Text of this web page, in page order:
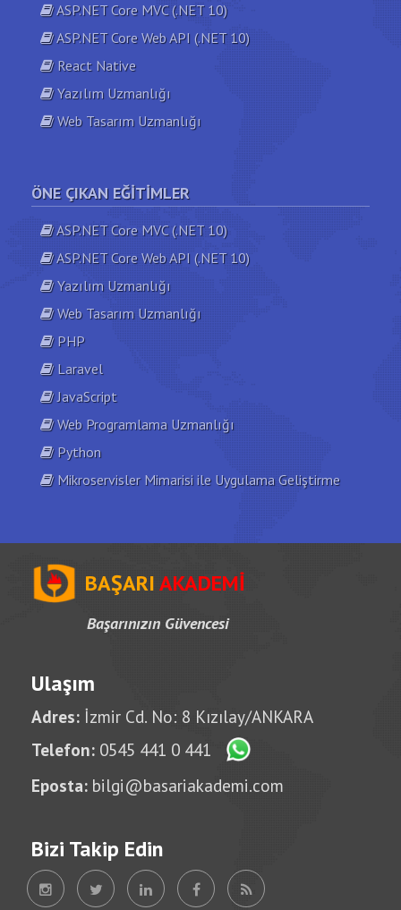
ASP.NET Core MVC (.NET 10)
ASP.NET Core Web API (.NET 10)
React Native
Yazılım Uzmanlığı
Web Tasarım Uzmanlığı
ÖNE ÇIKAN EĞITIMLER
ASP.NET Core MVC (.NET 10)
ASP.NET Core Web API (.NET 10)
Yazılım Uzmanlığı
Web Tasarım Uzmanlığı
PHP
Laravel
JavaScript
Web Programlama Uzmanlığı
Python
Mikroservisler Mimarisi ile Uygulama Geliştirme
BAŞARIAKADEMİ
Başarınızın Güvencesi
Ulaşım
Adres: İzmir Cd. No: 8 Kızılay/ANKARA
Telefon: 0545 441 0 441
Eposta: bilgi@basariakademi.com
Bizi Takip Edin